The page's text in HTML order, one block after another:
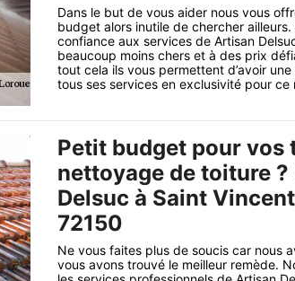
Dans le but de vous aider nous vous
budget alors inutile de chercher
confiance aux services de Artisan
beaucoup moins chers et à des prix
tout cela ils vous permettent d’avoir
tous ses services en exclusivité pour ce
Petit budget pour vos
nettoyage de toiture
Delsuc à Saint
72150
Ne vous faites plus de soucis car nous
vous avons trouvé le meilleur remède.